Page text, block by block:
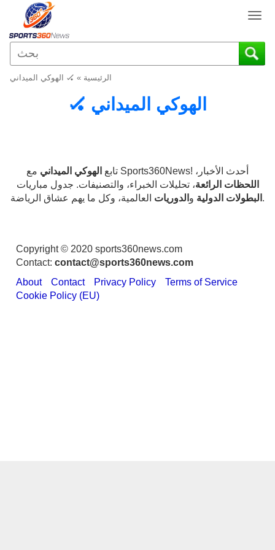
T
g
g
t
o
الرئيسية » 🏑 الهوكي الميداني
🏑 الهوكي الميداني
تابع الهوكي الميداني
مع Sports360News! أحدث الأخبار،
اللحظات الرائعة، تحليلات الخبراء، والتصنيفات. جدول مباريات
البطولات الدولية و الدوريات العالمية، وكل ما يهم عشاق الرياضة.
Copyright © 2020 sports360news.com
Contact: contact@sports360news.com
About
Contact Privacy Policy
Terms of Service
Cookie Policy (EU)